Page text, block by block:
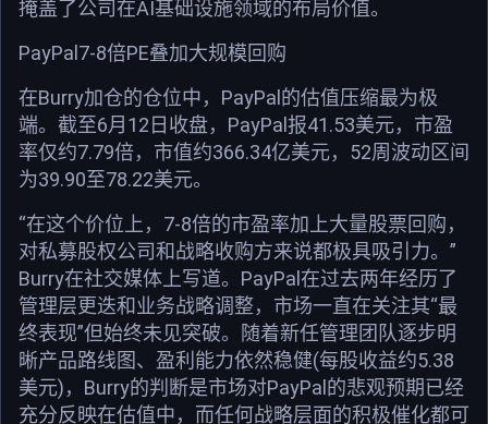
掩盖了公司在AI基础设施领域的布局价值。
PayPal7-8倍PE叠加大规模回购
在Burry加仓的仓位中，PayPal的估值压缩最为极
端。截至6月12日收盘，PayPal报41.53美元，市盈
率仅约7.79倍，市值约366.34亿美元，52周波动区间
为39.90至78.22美元。
“在这个价位上，7-8倍的市盈率加上大量股票回购，
对私募股权公司和战略收购方来说都极具吸引力。”
Burry在社交媒体上写道。PayPal在过去两年经历了
管理层更迭和业务战略调整，市场一直在关注其“最
终表现”但始终未见突破。随着新任管理团队逐步明
晰产品路线图、盈利能力依然稳健(每股收益约5.38
美元)，Burry的判断是市场对PayPal的悲观预期已经
充分反映在估值中，而任何战略层面的积极催化都可